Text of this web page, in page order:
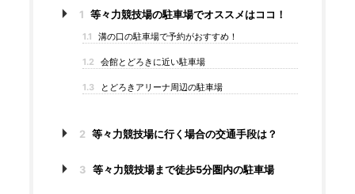
1 等々力競技場の駐車場でオススメはココ！
1.1 溝の口の駐車場で予約がおすすめ！
1.2 会館とどろきに近い駐車場
1.3 とどろきアリーナ周辺の駐車場
2 等々力競技場に行く場合の交通手段は？
3 等々力競技場まで徒歩5分圏内の駐車場